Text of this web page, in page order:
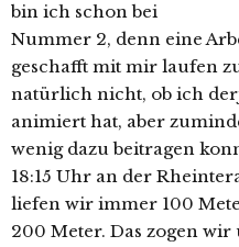
bin ich schon bei
Nummer 2, denn eine
geschafft mit mir laufen
natürlich nicht, ob ich
animiert hat, aber
wenig dazu beitragen
18:15 Uhr an der
liefen wir immer 100
200 Meter. Das zogen